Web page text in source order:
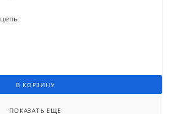
цепь
В КОРЗИНУ
ПОКАЗАТЬ ЕЩЕ